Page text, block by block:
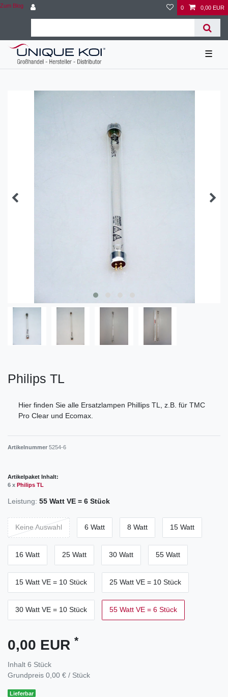
Zum Blog 0 0,00 EUR
☰
Philips TL
Hier finden Sie alle Ersatzlampen Phillips TL, z.B. für TMC
Pro Clear und Ecomax.
Artikelnummer 5254-6
Artikelpaket Inhalt:
6 x Philips TL
Leistung: 55 Watt VE = 6 Stück
Keine Auswahl 6 Watt 8 Watt 15 Watt
16 Watt 25 Watt 30 Watt 55 Watt
15 Watt VE = 10 Stück 25 Watt VE = 10 Stück
30 Watt VE = 10 Stück 55 Watt VE = 6 Stück
0,00 EUR *
Inhalt 6 Stück
Grundpreis 0,00 € / Stück
Lieferbar